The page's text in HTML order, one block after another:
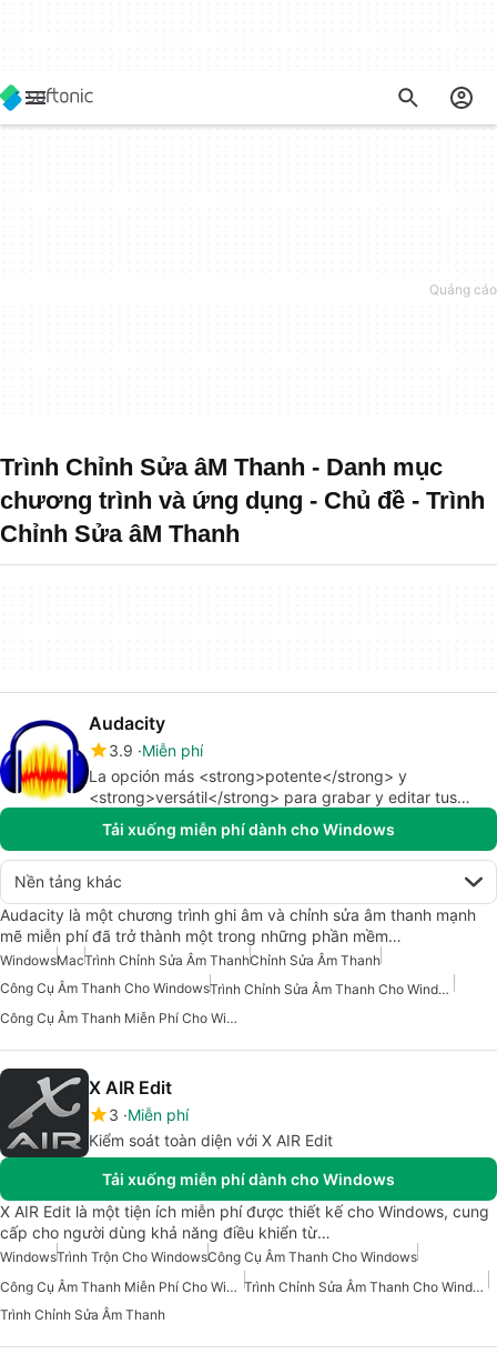
Trình Chỉnh Sửa âM Thanh - Danh mục
chương trình và ứng dụng - Chủ đề - Trình
Chỉnh Sửa âM Thanh
Audacity
3.9 Miễn phí
La opción más <strong>potente</strong> y
<strong>versátil</strong> para grabar y editar tus
archivos de audio
Tải xuống miễn phí dành cho Windows
Nền tảng khác
Audacity là một chương trình ghi âm và chỉnh sửa âm thanh mạnh
mẽ miễn phí đã trở thành một trong những phần mềm…
WindowsMacTrình Chỉnh Sửa Âm ThanhChỉnh Sửa Âm Thanh
Công Cụ Âm Thanh Cho Windows
Trình Chỉnh Sửa Âm Thanh Cho Windows
Công Cụ Âm Thanh Miễn Phí Cho Windows
X AIR Edit
3 Miễn phí
Kiểm soát toàn diện với X AIR Edit
Tải xuống miễn phí dành cho Windows
X AIR Edit là một tiện ích miễn phí được thiết kế cho Windows, cung
cấp cho người dùng khả năng điều khiển từ…
WindowsTrình Trộn Cho WindowsCông Cụ Âm Thanh Cho Windows
Công Cụ Âm Thanh Miễn Phí Cho Windows
Trình Chỉnh Sửa Âm Thanh Cho Windows
Trình Chỉnh Sửa Âm Thanh